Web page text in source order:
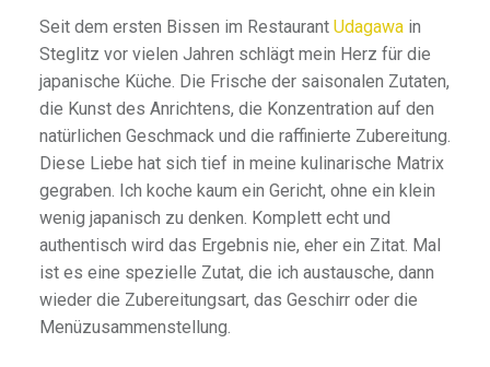
Seit dem ersten Bissen im Restaurant Udagawa in
Steglitz vor vielen Jahren schlägt mein Herz für die
japanische Küche. Die Frische der saisonalen Zutaten,
die Kunst des Anrichtens, die Konzentration auf den
natürlichen Geschmack und die raffinierte Zubereitung.
Diese Liebe hat sich tief in meine kulinarische Matrix
gegraben. Ich koche kaum ein Gericht, ohne ein klein
wenig japanisch zu denken. Komplett echt und
authentisch wird das Ergebnis nie, eher ein Zitat. Mal
ist es eine spezielle Zutat, die ich austausche, dann
wieder die Zubereitungsart, das Geschirr oder die
Menüzusammenstellung.